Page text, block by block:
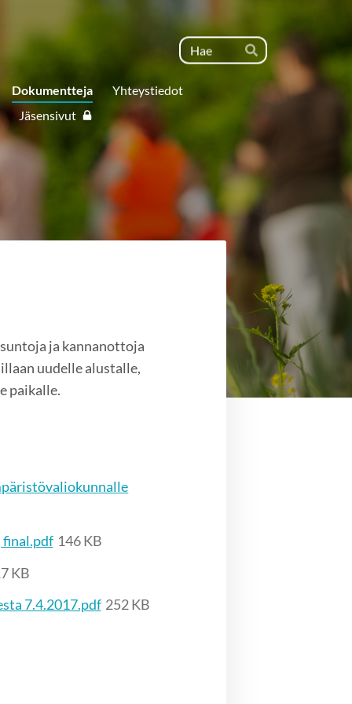
Haku
Hae
Dokumentteja
Yhteystiedot
Jäsensivut
ja kannanottoja
uudelle alustalle,
paikalle.
final.pdf 146 KB
KB
7.4.2017.pdf 252 KB